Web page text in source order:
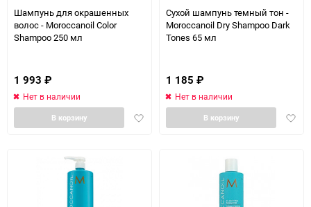
Шампунь для окрашенных
волос - Moroccanoil Color
Shampoo 250 мл
1 993 ₽
Нет в наличии
Добавить
В корзину
Сухой шампунь темный тон -
Moroccanoil Dry Shampoo Dark
Tones 65 мл
1 185 ₽
Нет в наличии
В корзину